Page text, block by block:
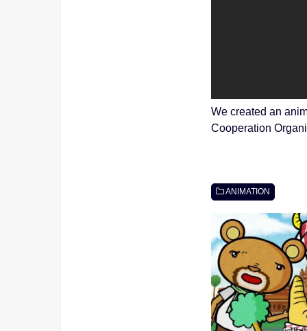
We created an
Cooperation
ANIMATION